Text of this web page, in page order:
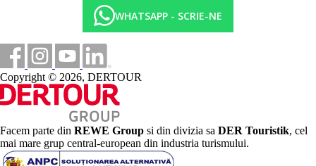
WHATSAPP - SCRIE-NE
Copyright © 2026, DERTOUR
Facem parte din REWE Group si din divizia sa DER Touristik, cel
mai mare grup central-european din industria turismului.